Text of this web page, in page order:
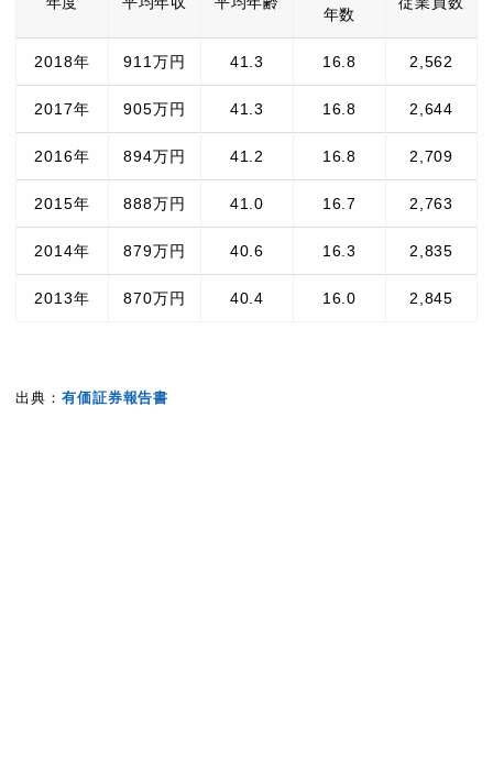
年数
2018年 911万円 41.3 16.8 2,562
2017年 905万円 41.3 16.8 2,644
2016年 894万円 41.2 16.8 2,709
2015年 888万円 41.0 16.7 2,763
2014年 879万円 40.6 16.3 2,835
2013年 870万円 40.4 16.0 2,845
出典： 有価証券報告書